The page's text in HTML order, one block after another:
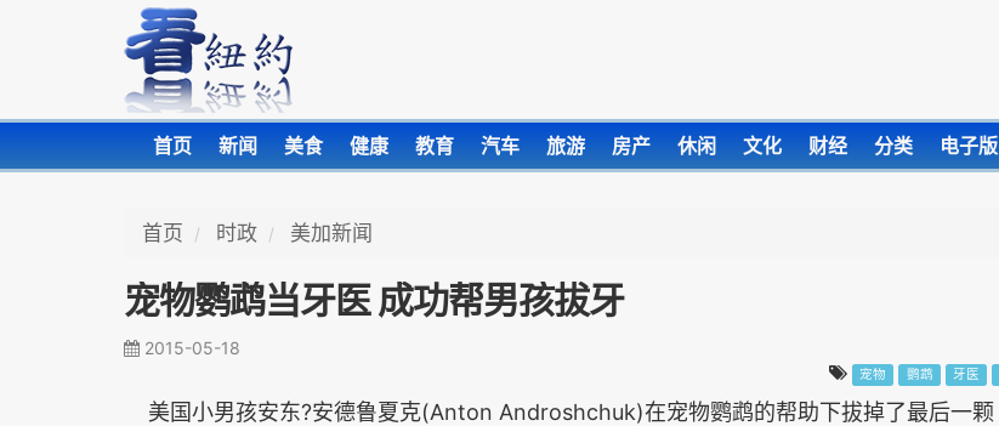
首页 新闻 美食 健康 教育 汽车 旅游 房产 休闲 文化 财经 分类 电子版
首页 时政 美加新闻
宠物鹦鹉当牙医 成功帮男孩拔牙
2015-05-18
宠物 鹦鹉 牙医
美国小男孩安东?安德鲁夏克(Anton Androshchuk)在宠物鹦鹉的帮助下拔掉了最后一颗